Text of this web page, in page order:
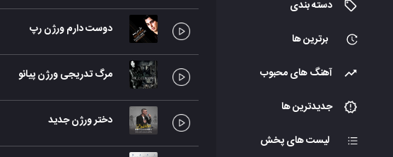
دسته بندی
برترین ها
آهنگ های محبوب
جدیدترین ها
لیست های پخش
دوست دارم ورژن رپ
مرگ تدریجی ورژن پیانو
دختر ورژن جدید